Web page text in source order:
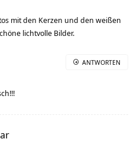
mit den Kerzen und den weißen
lichtvolle Bilder.
ANTWORTEN